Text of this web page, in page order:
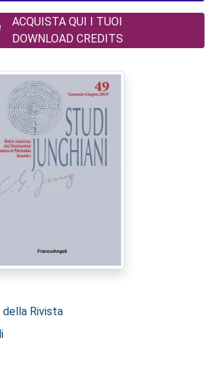
ACQUISTA QUI I TUOI
DOWNLOAD CREDITS
Rivista